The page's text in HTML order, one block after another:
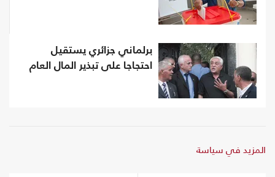
برلماني جزائري يستقيل
احتجاجا على تبذير المال العام
المزيد في سياسة